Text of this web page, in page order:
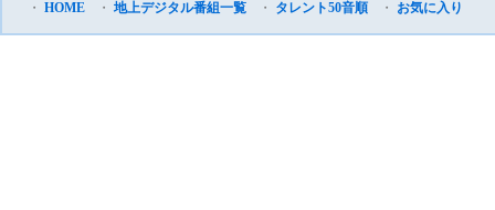
・ HOME ・ 地上デジタル番組一覧 ・ タレント50音順 ・ お気に入り